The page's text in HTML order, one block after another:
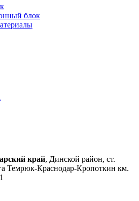
блок
край, Динской район, ст.
Темрюк-Краснодар-Кропоткин км.